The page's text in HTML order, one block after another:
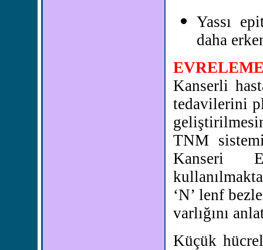
Yassı
daha
Kanserli
tedavilerini
TNM
Kanseri
‘N’ lenf
varlığını
Küçük